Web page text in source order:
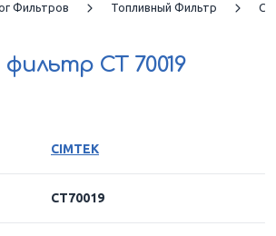
Фильтров Топливный Фильтр
фильтр CT 70019
CIMTEK
CT70019